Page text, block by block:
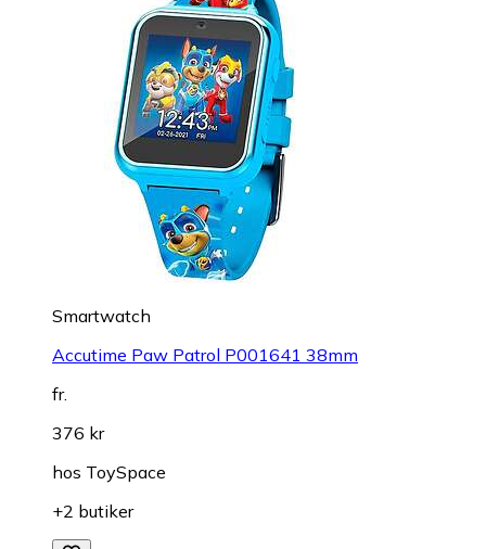
Smartwatch
Accutime Paw Patrol P001641 38mm
fr.
376 kr
hos ToySpace
+2 butiker